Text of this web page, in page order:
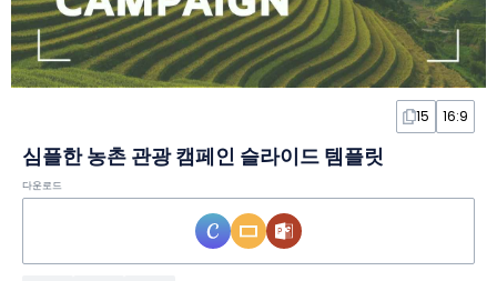
15 16:9
심플한 농촌 관광 캠페인 슬라이드 템플릿
다운로드